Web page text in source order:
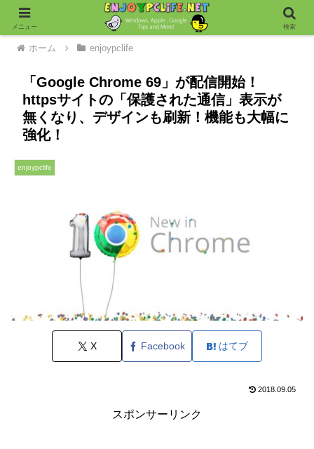
ホーム enjoypclife
「Google Chrome 69」が配信開始！
httpsサイトの「保護された通信」表示が
無くなり、デザインも刷新！機能も大幅に
強化！
enjoypclife
X Facebook はてブ
2018.09.05
スポンサーリンク
メニュー 検索